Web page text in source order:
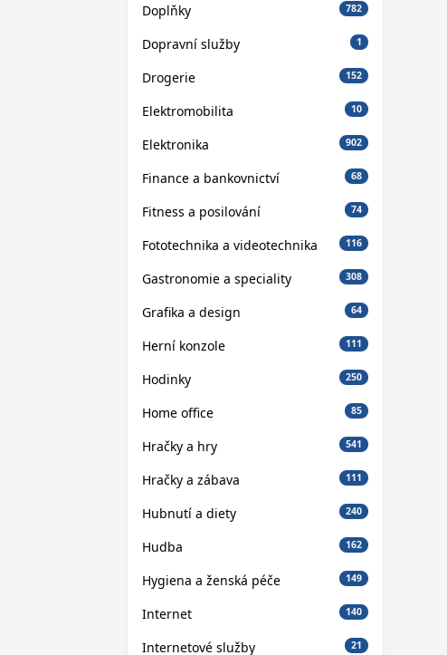
Doplňky 782
Dopravní služby 1
Drogerie 152
Elektromobilita 10
Elektronika 902
Finance a bankovnictví 68
Fitness a posilování 74
Fototechnika a videotechnika 116
Gastronomie a speciality 308
Grafika a design 64
Herní konzole 111
Hodinky 250
Home office 85
Hračky a hry 541
Hračky a zábava 111
Hubnutí a diety 240
Hudba 162
Hygiena a ženská péče 149
Internet 140
Internetové služby 21